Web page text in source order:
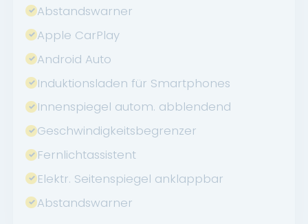
Abstandswarner
Apple CarPlay
Android Auto
Induktionsladen für Smartphones
Innenspiegel autom. abblendend
Geschwindigkeitsbegrenzer
Fernlichtassistent
Elektr. Seitenspiegel anklappbar
Abstandswarner